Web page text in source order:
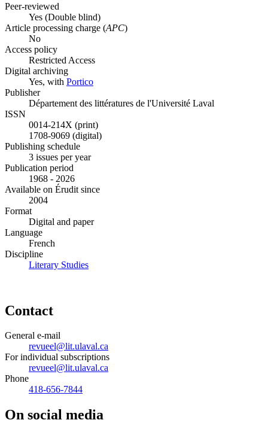
Peer-reviewed
Yes (Double blind)
Article processing charge (APC)
No
Access policy
Restricted Access
Digital archiving
Yes, with Portico
Publisher
Département des littératures de l'Université Laval
ISSN
0014-214X (print)
1708-9069 (digital)
Publishing schedule
3 issues per year
Publication period
1968 - 2026
Available on Érudit since
2004
Format
Digital and paper
Language
French
Discipline
Literary Studies
Contact
General e-mail
revueel@lit.ulaval.ca
For individual subscriptions
revueel@lit.ulaval.ca
Phone
418-656-7844
On social media